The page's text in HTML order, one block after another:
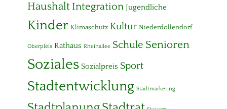
Haushalt Integration Jugendliche
Kinder Klimaschutz Kultur Niederdollendorf
Oberpleis Rathaus Rheinallee Schule Senioren
Soziales Sozialpreis Sport
Stadtentwicklung Stadtmarketing